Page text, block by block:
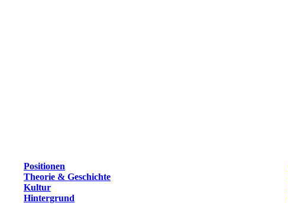
Positionen
Theorie & Geschichte
Kultur
Hintergrund